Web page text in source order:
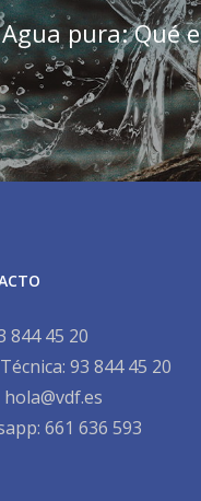
Agua pura: Qué
844 45 20
93 844 45 20
hola@vdf.es
661 636 593